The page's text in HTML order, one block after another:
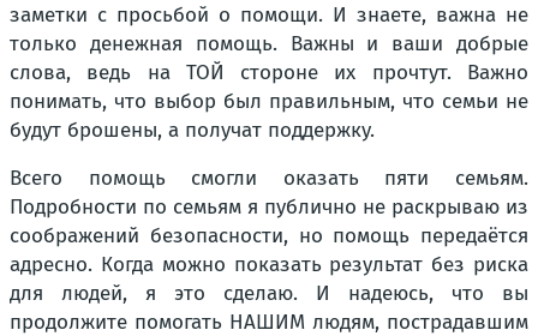
заметки с просьбой о помощи. И знаете, важна не
только денежная помощь. Важны и ваши добрые
слова, ведь на ТОЙ стороне их прочтут. Важно
понимать, что выбор был правильным, что семьи не
будут брошены, а получат поддержку.
Всего помощь смогли оказать пяти семьям.
Подробности по семьям я публично не раскрываю из
соображений безопасности, но помощь передаётся
адресно. Когда можно показать результат без риска
для людей, я это сделаю. И надеюсь, что вы
продолжите помогать НАШИМ людям, пострадавшим